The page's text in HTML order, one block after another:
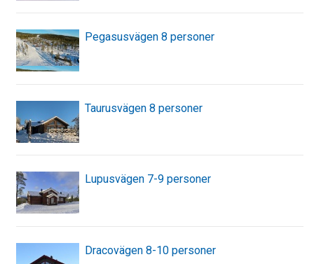
Pegasusvägen 8 personer
Taurusvägen 8 personer
Lupusvägen 7-9 personer
Dracovägen 8-10 personer